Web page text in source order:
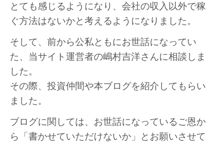
とても感じるようになり、会社の収入以外で稼
ぐ方法はないかと考えるようになりました。
そして、前から公私ともにお世話になってい
た、当サイト運営者の嶋村吉洋さんに相談しま
した。
その際、投資仲間や本ブログを紹介してもらい
ました。
ブログに関しては、お世話になっているご恩か
ら「書かせていただけないか」とお願いさせて